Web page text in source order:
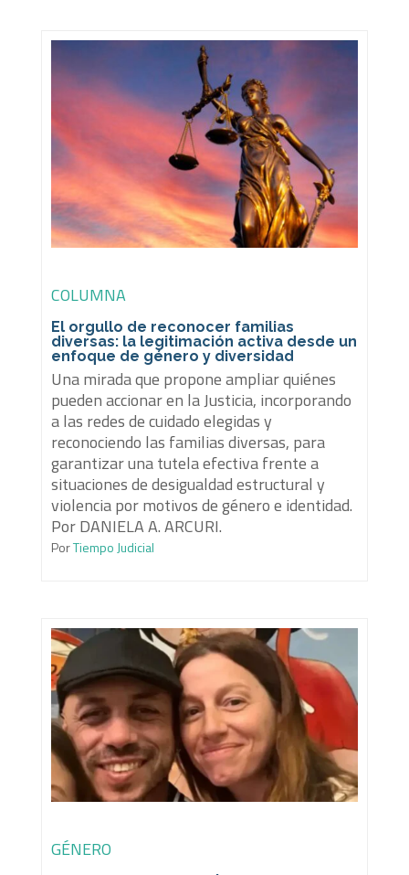
COLUMNA
El orgullo de reconocer familias
diversas: la legitimación activa desde un
enfoque de género y diversidad
Una mirada que propone ampliar quiénes
pueden accionar en la Justicia, incorporando
a las redes de cuidado elegidas y
reconociendo las familias diversas, para
garantizar una tutela efectiva frente a
situaciones de desigualdad estructural y
violencia por motivos de género e identidad.
Por DANIELA A. ARCURI.
PorTiempo Judicial
GÉNERO